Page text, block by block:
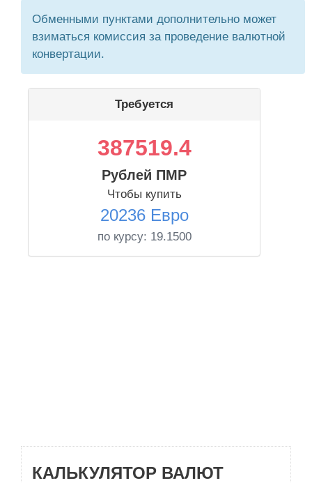
Обменными пунктами дополнительно может
взиматься комиссия за проведение валютной
конвертации.
Требуется
387519.4
Рублей ПМР
Чтобы купить
20236 Евро
по курсу: 19.1500
КАЛЬКУЛЯТОР ВАЛЮТ